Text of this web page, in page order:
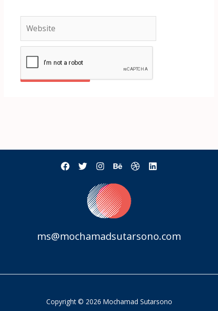
ms@mochamadsutarsono.com
Copyright © 2026 Mochamad Sutarsono